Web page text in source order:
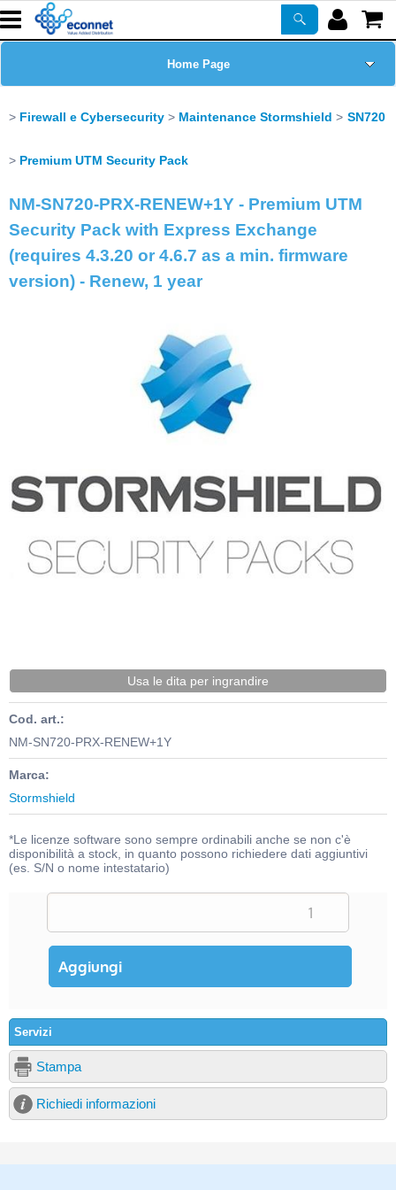
Home Page
Prodotti
Corsi
ASSISTENZA
Newsletter
PROMO ATTIVE
Firewall e Cybersecurity Maintenance Stormshield SN720
Premium UTM Security Pack
NM-SN720-PRX-RENEW+1Y - Premium UTM
Security Pack with Express Exchange
(requires 4.3.20 or 4.6.7 as a min. firmware
version) - Renew, 1 year
Usa le dita per ingrandire
Cod. art.:
NM-SN720-PRX-RENEW+1Y
Marca:
Stormshield
*Le licenze software sono sempre ordinabili anche se non c'è
disponibilità a stock, in quanto possono richiedere dati aggiuntivi
(es. S/N o nome intestatario)
Servizi
Stampa
Richiedi informazioni